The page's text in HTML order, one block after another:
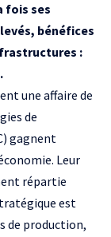
fois ses
bénéfices
:
une affaire de
de
gagnent
Leur
répartie
est
de production,